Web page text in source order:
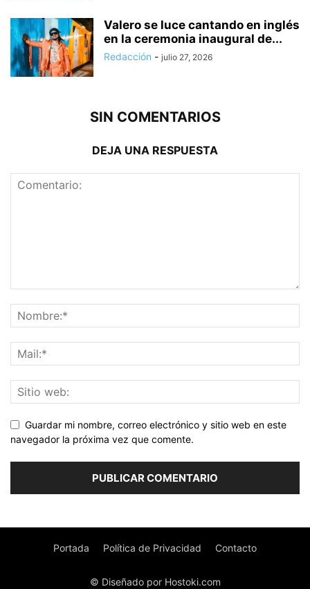
Valero se luce cantando en inglés
en la ceremonia inaugural de...
Redacción - julio 27, 2026
SIN COMENTARIOS
DEJA UNA RESPUESTA
Guardar mi nombre, correo electrónico y sitio web en este
navegador la próxima vez que comente.
Portada Política de Privacidad Contacto
© Diseñado por Hostoki.com